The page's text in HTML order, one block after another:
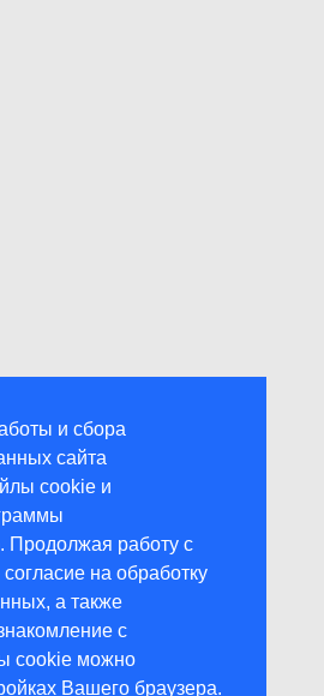
и сбора
сайта
cookie и
Продолжая работу с
на обработку
а также
с
cookie можно
Вашего браузера.